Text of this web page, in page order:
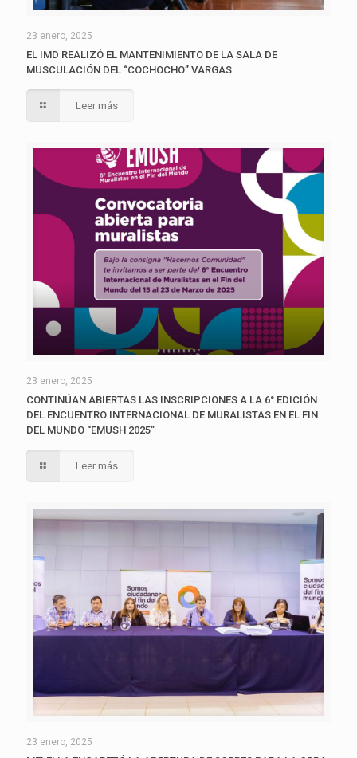
23 enero, 2025
EL IMD REALIZÓ EL MANTENIMIENTO DE LA SALA DE
MUSCULACIÓN DEL “COCHOCHO” VARGAS
Leer más
23 enero, 2025
CONTINÚAN ABIERTAS LAS INSCRIPCIONES A LA 6° EDICIÓN
DEL ENCUENTRO INTERNACIONAL DE MURALISTAS EN EL FIN
DEL MUNDO “EMUSH 2025”
Leer más
23 enero, 2025